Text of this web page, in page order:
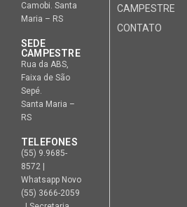
Camobi. Santa
Maria – RS
SEDE
CAMPESTRE
Rua da ABS,
Faixa de São
Sepé.
Santa Maria –
RS
TELEFONES
(55) 9.9685-
8572 |
Whatsapp Novo
(55) 3666-2059
CAMPESTRE
CONTATO